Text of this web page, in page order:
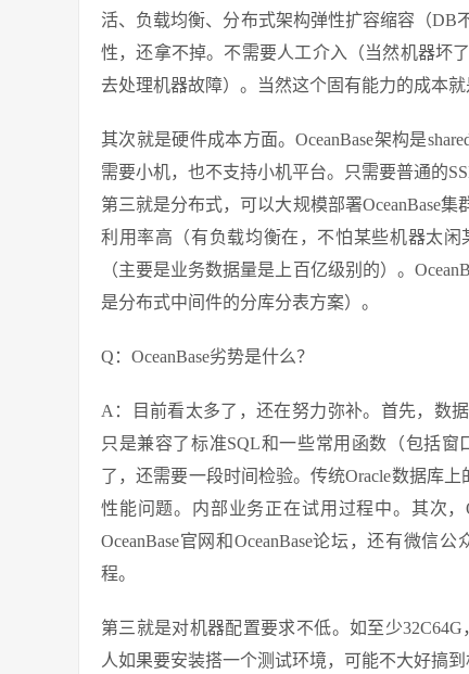
活、负载均衡、分布式架构弹性扩容缩容（DB
性，还拿不掉。不需要人工介入（当然机器坏
去处理机器故障）。当然这个固有能力的成本就
其次就是硬件成本方面。OceanBase架构是
需要小机，也不支持小机平台。只需要普通的
第三就是分布式，可以大规模部署OceanBase
利用率高（有负载均衡在，不怕某些机器太闲
（主要是业务数据量是上百亿级别的）。
是分布式中间件的分库分表方案）。
Q：OceanBase劣势是什么？
A：目前看太多了，还在努力弥补。首先，数
只是兼容了标准SQL和一些常用函数（包括
了，还需要一段时间检验。传统Oracle数据库上
性能问题。内部业务正在试用过程中。其次
OceanBase官网和OceanBase论坛，还有微信
程。
第三就是对机器配置要求不低。如至少
人如果要安装搭一个测试环境，可能不大好搞到